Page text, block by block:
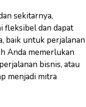
sekitarnya,
fleksibel dan dapat
baik untuk perjalanan
Anda memerlukan
bisnis, atau
menjadi mitra